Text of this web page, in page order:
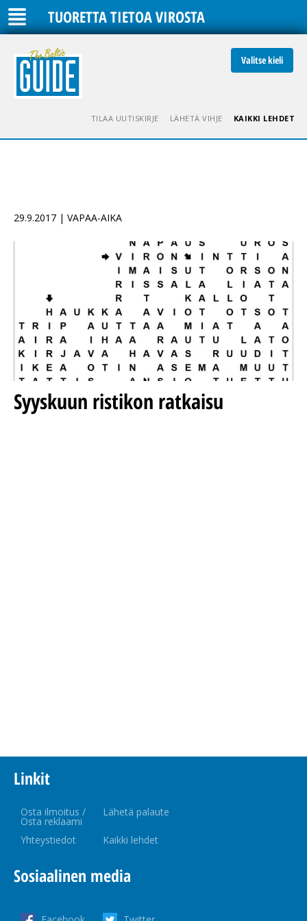
TUORETTA TIETOA VIROSTA
Valitse kieli
TILAA UUTISKIRJE LÄHETÄ VIHJE KAIKKI LEHDET
29.9.2017 | VAPAA-AIKA
Syyskuun ristikon ratkaisu
Linkit
Osta ilmoitus /
Osta reklaami
Lähetä palaute
Yhteystiedot Kaikki lehdet
Sosiaalinen media